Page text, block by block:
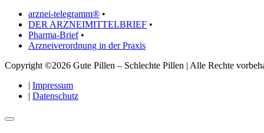
arznei-telegramm® •
DER ARZNEIMITTELBRIEF •
Pharma-Brief•
Arzneiverordnung in der Praxis
Copyright ©2026 Gute Pillen – Schlechte Pillen | Alle Rechte
| Impressum
| Datenschutz